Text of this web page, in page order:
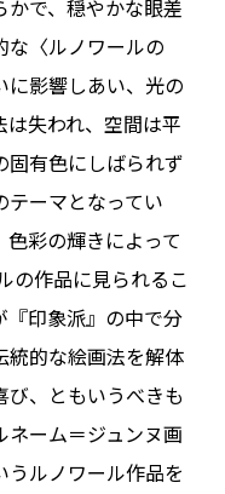
で、穏やかな眼差
な〈ルノワールの
影響しあい、光の
失われ、空間は平
固有色にしばられず
テーマとなってい
彩の輝きによって
の作品に見られるこ
『印象派』の中で分
統的な絵画法を解体
び、ともいうべきも
ーム＝ジュンヌ画
ルノワール作品を